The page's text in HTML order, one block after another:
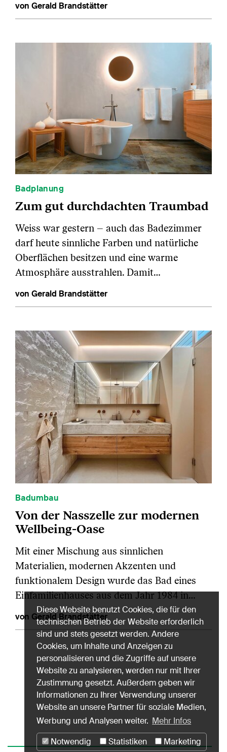
von Gerald Brandstätter
Badplanung
Zum gut durchdachten Traumbad
Weiss war gestern – auch das Badezimmer
darf heute sinnliche Farben und natürliche
Oberflächen besitzen und eine warme
Atmosphäre ausstrahlen. Damit…
von Gerald Brandstätter
Badumbau
Von der Nasszelle zur modernen
Wellbeing-Oase
Mit einer Mischung aus sinnlichen
Materialien, modernen Akzenten und
funktionalem Design wurde das Bad eines
Einfamilienhauses aus dem Jahr 1984 in…
von Gerald Brandstätter
Diese Website benutzt Cookies, die für den
technischen Betrieb der Website erforderlich
sind und stets gesetzt werden. Andere
Cookies, um Inhalte und Anzeigen zu
personalisieren und die Zugriffe auf unsere
Website zu analysieren, werden nur mit Ihrer
Zustimmung gesetzt. Außerdem geben wir
Informationen zu Ihrer Verwendung unserer
Website an unsere Partner für soziale Medien,
Werbung und Analysen weiter. Mehr Infos
Notwendig
Statistiken Marketing